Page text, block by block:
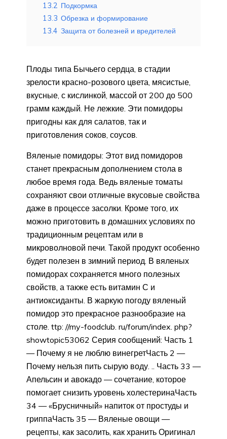
13.2 Подкормка
13.3 Обрезка и формирование
13.4 Защита от болезней и вредителей
Плоды типа Бычьего сердца, в стадии
зрелости красно-розового цвета, мясистые,
вкусные, с кислинкой, массой от 200 до 500
грамм каждый. Не лежкие. Эти помидоры
пригодны как для салатов, так и
приготовления соков, соусов.
Вяленые помидоры: Этот вид помидоров
станет прекрасным дополнением стола в
любое время года. Ведь вяленые томаты
сохраняют свои отличные вкусовые свойства
даже в процессе засолки. Кроме того, их
можно приготовить в домашних условиях по
традиционным рецептам или в
микроволновой печи. Такой продукт особенно
будет полезен в зимний период. В вяленых
помидорах сохраняется много полезных
свойств, а также есть витамин С и
антиоксиданты. В жаркую погоду вяленый
помидор это прекрасное разнообразие на
столе. ttp: //my-foodclub. ru/forum/index. php?
showtopic53062 Серия сообщений: Часть 1
— Почему я не люблю винегретЧасть 2 —
Почему нельзя пить сырую воду. .. Часть 33 —
Апельсин и авокадо — сочетание, которое
помогает снизить уровень холестеринаЧасть
34 — «Брусничный» напиток от простуды и
гриппаЧасть 35 — Вяленые овощи —
рецепты, как засолить, как хранить Оригинал